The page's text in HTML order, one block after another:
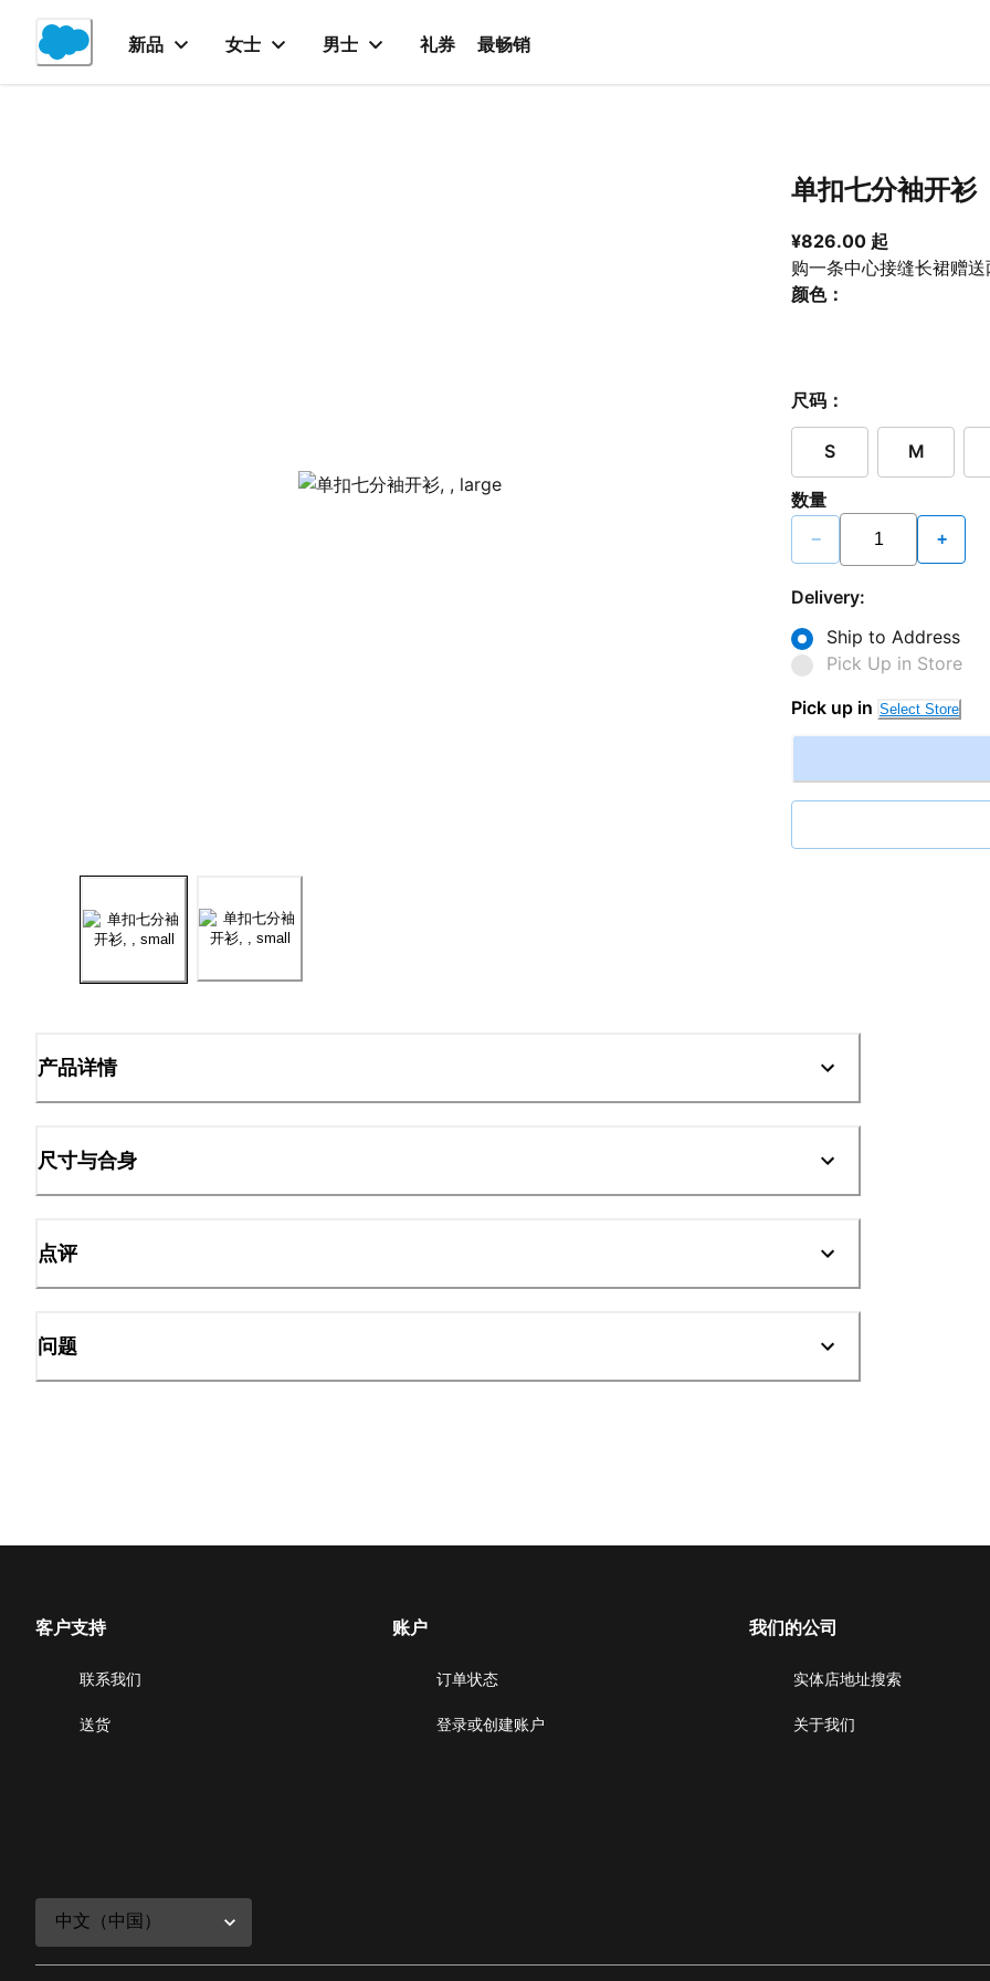
Content
新品 女士 男士 礼券 最畅销
单扣七分袖开衫
¥826.00 起
购一条中心接缝长裙赠
颜色：
尺码：
S M
数量
− +
Delivery:
Ship to Address
Pick Up in Store
Pick up in Select Store
产品详情
尺寸与合身
点评
问题
客户支持
联系我们
送货
账户
订单状态
登录或创建账户
我们的公司
实体店地址搜索
关于我们